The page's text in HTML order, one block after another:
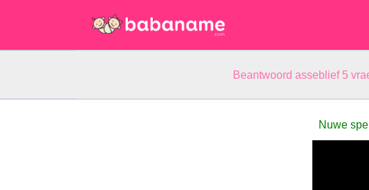
Beantwoord asseblief 5
Nuwe